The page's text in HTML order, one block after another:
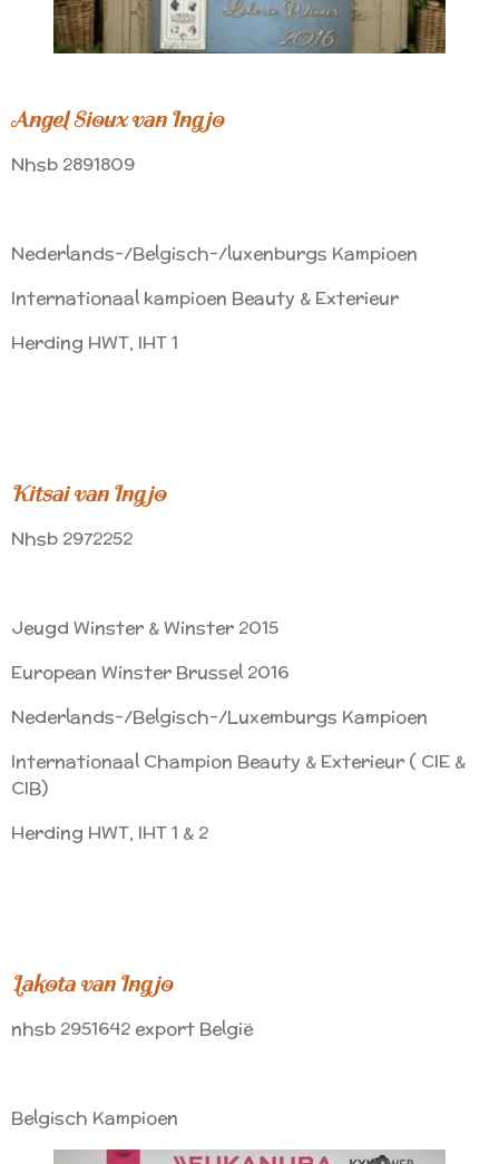
Angel Sioux van Ingjo
Nhsb 2891809
Nederlands-/Belgisch-/luxenburgs Kampioen
Internationaal kampioen Beauty & Exterieur
Herding HWT, IHT 1
Kitsai van Ingjo
Nhsb 2972252
Jeugd Winster & Winster 2015
European Winster Brussel 2016
Nederlands-/Belgisch-/Luxemburgs Kampioen
Internationaal Champion Beauty & Exterieur ( CIE &
CIB)
Herding HWT, IHT 1 & 2
Lakota van Ingjo
nhsb 2951642 export België
Belgisch Kampioen